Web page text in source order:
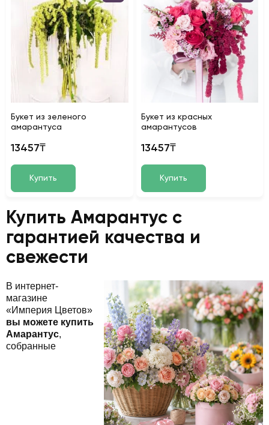
Букет из зеленого
амарантуса
13457₸
Купить
Букет из красных
амарантусов
13457₸
Купить
Купить Амарантус с
гарантией качества и
свежести
В интернет-
магазине
«Империя Цветов»
вы можете купить
Амарантус,
собранные